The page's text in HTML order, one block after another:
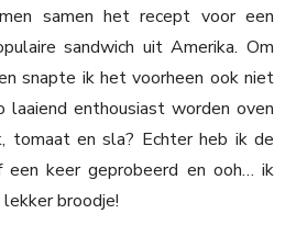
samen het recept voor een
sandwich uit Amerika. Om
snapte ik het voorheen ook niet
laaiend enthousiast worden oven
tomaat en sla? Echter heb ik de
keer geprobeerd en ooh… ik
broodje!